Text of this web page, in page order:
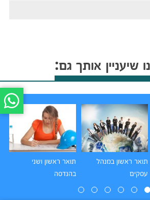
שיעניין אותך גם:
תואר ראשון במנהל
עסקים
תואר ראשון ושני
בהנדסה